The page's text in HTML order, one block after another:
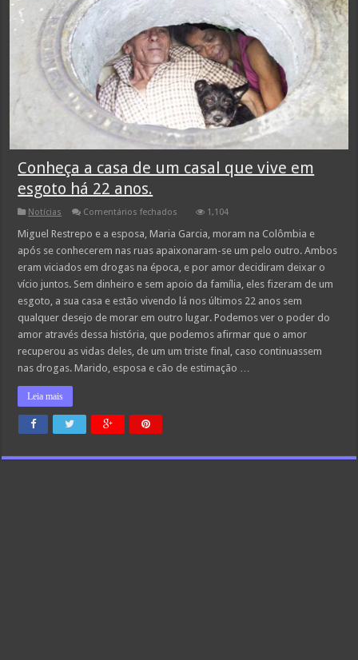
Conheça a casa de um casal que vive em
esgoto há 22 anos.
Notícias Comentários fechados
a
de
um
casal
que
vive
em
esgoto
22
anos.
1,104
Miguel Restrepo e a esposa, Maria Garcia, moram na Colômbia e
após se conhecerem nas ruas apaixonaram-se um pelo outro. Ambos
eram viciados em drogas na época, e por amor decidiram deixar o
vício juntos. Sem dinheiro e sem apoio da família, eles fizeram de um
esgoto, a sua casa e estão vivendo lá nos últimos 22 anos sem
qualquer desejo de morar em outro lugar. Podemos ver o poder do
amor através dessa história, que podemos afirmar que o amor
recuperou as vidas deles, de um um triste final, caso continuassem
nas drogas. Marido, esposa e cão de estimação …
Leia mais